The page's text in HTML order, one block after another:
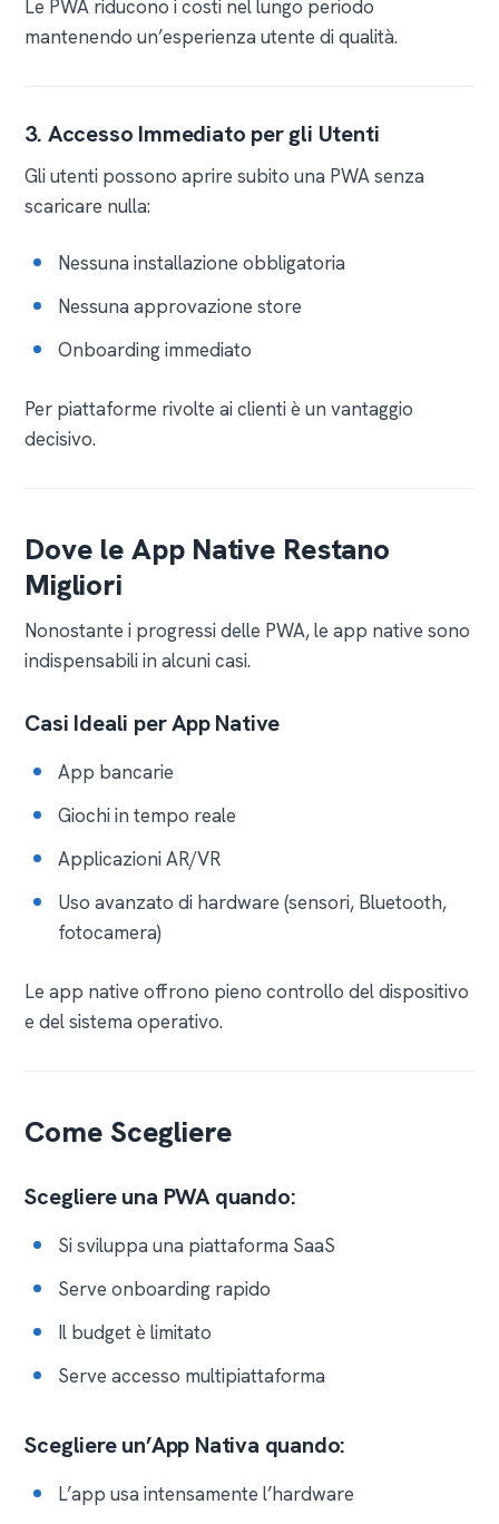
Le PWA riducono i costi nel lungo periodo
mantenendo un’esperienza utente di qualità.
3. Accesso Immediato per gli Utenti
Gli utenti possono aprire subito una PWA senza
scaricare nulla:
Nessuna installazione obbligatoria
Nessuna approvazione store
Onboarding immediato
Per piattaforme rivolte ai clienti è un vantaggio
decisivo.
Dove le App Native Restano
Migliori
Nonostante i progressi delle PWA, le app native sono
indispensabili in alcuni casi.
Casi Ideali per App Native
App bancarie
Giochi in tempo reale
Applicazioni AR/VR
Uso avanzato di hardware (sensori, Bluetooth,
fotocamera)
Le app native offrono pieno controllo del dispositivo
e del sistema operativo.
Come Scegliere
Scegliere una PWA quando:
Si sviluppa una piattaforma SaaS
Serve onboarding rapido
Il budget è limitato
Serve accesso multipiattaforma
Scegliere un’App Nativa quando:
L’app usa intensamente l’hardware